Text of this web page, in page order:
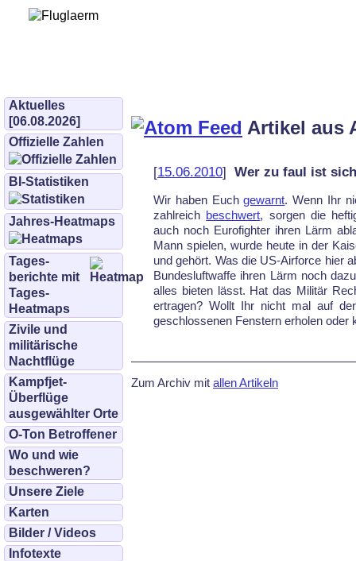
Aktuelles
[06.08.2026]
Offizielle Zahlen
BI-Statistiken
Jahres-Heatmaps
Tages­
berichte mit
Tages-
Heatmaps
Zivile und
militärische
Nachtflüge
Kampfjet-
Überflüge
ausgewählter Orte
O-Ton Betroffener
Wo und wie
beschweren?
Unsere Ziele
Karten
Bilder / Videos
Infotexte
Artikel aus
[15.06.2010] Wer zu faul ist
Wir haben Euchgewarnt. Wenn Ihr
zahlreich beschwert, sorgen die
auch noch Eurofighter ihren Lärm
Mann spie­len, wurde heute in der
und gehört. Was die US-Airforce hier
Bundesluftwaffe ihren Lärm noch
alles bieten lässt. Hat das Militär
ertragen? Wollt Ihr nicht mal auf
geschlossenen Fenstern erholen oder
Zum Archiv mit allen Artikeln